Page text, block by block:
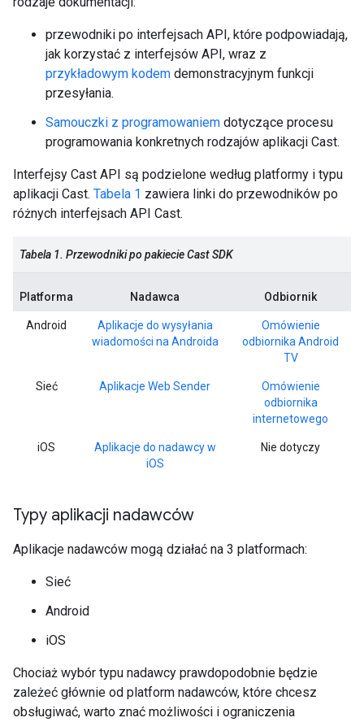
przewodniki po interfejsach API, które podpowiadają,
jak korzystać z interfejsów API, wraz z
przykładowym kodem demonstracyjnym funkcji
przesyłania.
Samouczki z programowaniem dotyczące procesu
programowania konkretnych rodzajów aplikacji Cast.
Interfejsy Cast API są podzielone według platformy i typu
aplikacji Cast. Tabela 1 zawiera linki do przewodników po
różnych interfejsach API Cast.
Tabela 1. Przewodniki po pakiecie Cast SDK
Platforma Nadawca Odbiornik
Android
Aplikacje do wysyłania
wiadomości na Androida
Omówienie
odbiornika Android
TV
Sieć Aplikacje Web Sender
Omówienie
odbiornika
internetowego
iOS
Aplikacje do nadawcy w
iOS
Nie dotyczy
Typy aplikacji nadawców
Aplikacje nadawców mogą działać na 3 platformach:
Sieć
Android
iOS
Chociaż wybór typu nadawcy prawdopodobnie będzie
zależeć głównie od platform nadawców, które chcesz
obsługiwać, warto znać możliwości i ograniczenia